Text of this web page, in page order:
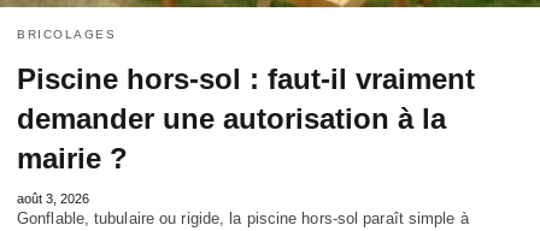
BRICOLAGES
Piscine hors-sol : faut-il vraiment
demander une autorisation à la
mairie ?
août 3, 2026
Gonflable, tubulaire ou rigide, la piscine hors-sol paraît simple à